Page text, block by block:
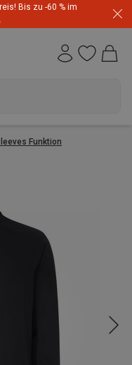
Bis zu -60 % im
Funktion